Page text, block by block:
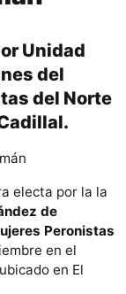
Unidad
del
del Norte
electa por la la
de
Peronistas
en el
en El